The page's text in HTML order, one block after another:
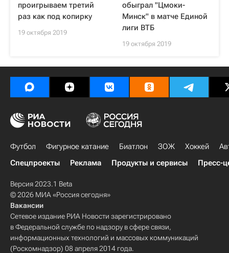
проигрываем третий
раз как под копирку
19 октября 2019
обыграл "Цмоки-
Минск" в матче Единой
лиги ВТБ
19 октября 2019
Футбол Фигурное катание Биатлон ЗОЖ Хоккей
Спецпроекты
Реклама Продукты и сервисы Пресс-
Версия 2023.1 Beta
© 2026 МИА «Россия сегодня»
Вакансии
Сетевое издание РИА Новости зарегистрировано
в Федеральной службе по надзору в сфере связи,
информационных технологий и массовых коммуникаций
(Роскомнадзор) 08 апреля 2014 года.